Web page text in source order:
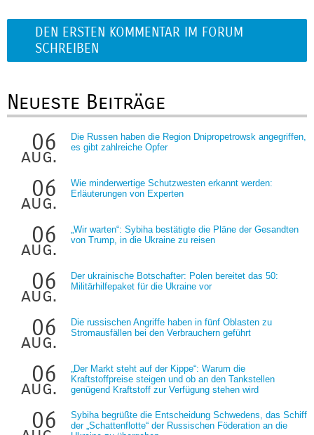
DEN ERSTEN KOMMENTAR IM FORUM
SCHREIBEN
Neueste Beiträge
06
aug.
Die Russen haben die Region Dnipropetrowsk angegriffen,
es gibt zahlreiche Opfer
06
aug.
Wie minderwertige Schutzwesten erkannt werden:
Erläuterungen von Experten
06
aug.
„Wir warten“: Sybiha bestätigte die Pläne der Gesandten
von Trump, in die Ukraine zu reisen
06
aug.
Der ukrainische Botschafter: Polen bereitet das 50:
Militärhilfepaket für die Ukraine vor
06
aug.
Die russischen Angriffe haben in fünf Oblasten zu
Stromausfällen bei den Verbrauchern geführt
06
aug.
„Der Markt steht auf der Kippe“: Warum die
Kraftstoffpreise steigen und ob an den Tankstellen
genügend Kraftstoff zur Verfügung stehen wird
06
Sybiha begrüßte die Entscheidung Schwedens, das Schiff
der „Schattenflotte“ der Russischen Föderation an die